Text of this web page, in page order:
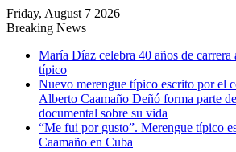
Friday, August 7 2026
Breaking News
María Díaz celebra 40 años de carrera
típico
Nuevo merengue típico escrito por el
Alberto Caamaño Deñó forma parte
documental sobre su vida
“Me fui por gusto”. Merengue típico
Caamaño en Cuba